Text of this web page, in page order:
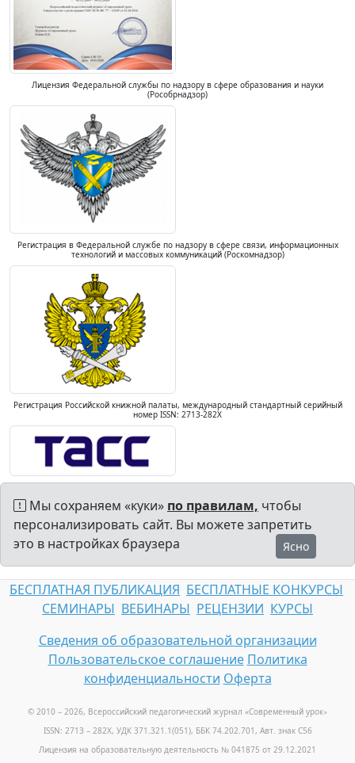
Лицензия Федеральной службы по надзору в сфере образования и науки
(Рособрнадзор)
Регистрация в Федеральной службе по надзору в сфере связи, информационных
технологий и массовых коммуникаций (Роскомнадзор)
Регистрация Российской книжной палаты, международный стандартный серийный
номер ISSN: 2713-282X
Мы сохраняем «куки» по правилам, чтобы
персонализировать сайт. Вы можете запретить
это в настройках браузера
Ясно
БЕСПЛАТНАЯ ПУБЛИКАЦИЯ БЕСПЛАТНЫЕ КОНКУРСЫ
СЕМИНАРЫ ВЕБИНАРЫ РЕЦЕНЗИИ КУРСЫ
Сведения об образовательной организации
Пользовательское соглашение Политика
конфиденциальности Оферта
© 2010 – 2026, Всероссийский педагогический журнал «Современный урок»
ISSN: 2713 – 282X, УДК 371.321.1(051), ББК 74.202.701, Авт. знак С56
Лицензия на образовательную деятельность № 041875 от 29.12.2021